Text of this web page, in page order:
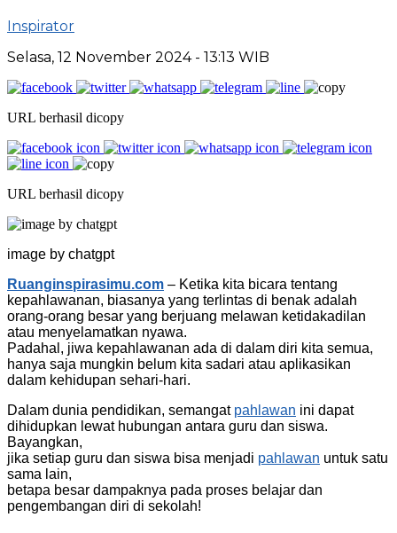
Inspirator
Selasa, 12 November 2024 - 13:13 WIB
URL berhasil dicopy
URL berhasil dicopy
image by chatgpt
Ruanginspirasimu.com – Ketika kita bicara tentang
kepahlawanan, biasanya yang terlintas di benak adalah
orang-orang besar yang berjuang melawan ketidakadilan
atau menyelamatkan nyawa.
Padahal, jiwa kepahlawanan ada di dalam diri kita semua,
hanya saja mungkin belum kita sadari atau aplikasikan
dalam kehidupan sehari-hari.
Dalam dunia pendidikan, semangat pahlawan ini dapat
dihidupkan lewat hubungan antara guru dan siswa.
Bayangkan,
jika setiap guru dan siswa bisa menjadi pahlawan untuk satu
sama lain,
betapa besar dampaknya pada proses belajar dan
pengembangan diri di sekolah!